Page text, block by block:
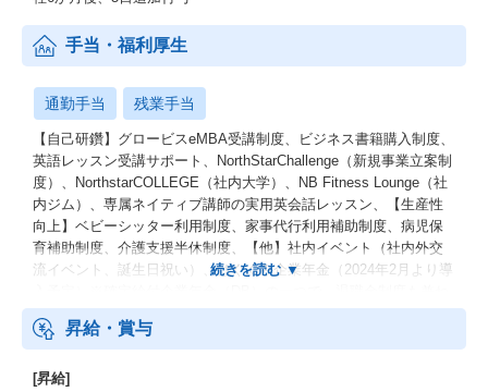
手当・福利厚生
通勤手当 残業手当
【自己研鑽】グロービスeMBA受講制度、ビジネス書籍購入制度、
英語レッスン受講サポート、NorthStarChallenge（新規事業立案制
度）、NorthstarCOLLEGE（社内大学）、NB Fitness Lounge（社
内ジム）、専属ネイティブ講師の実用英会話レッスン、【生産性
向上】ベビーシッター利用制度、家事代行利用補助制度、病児保
育補助制度、介護支援半休制度、【他】社内イベント（社内外交
流イベント、誕生日祝い）、はぐくみ企業年金（2024年2月より導
備えた年金制度です。
昇給・賞与
[昇給]